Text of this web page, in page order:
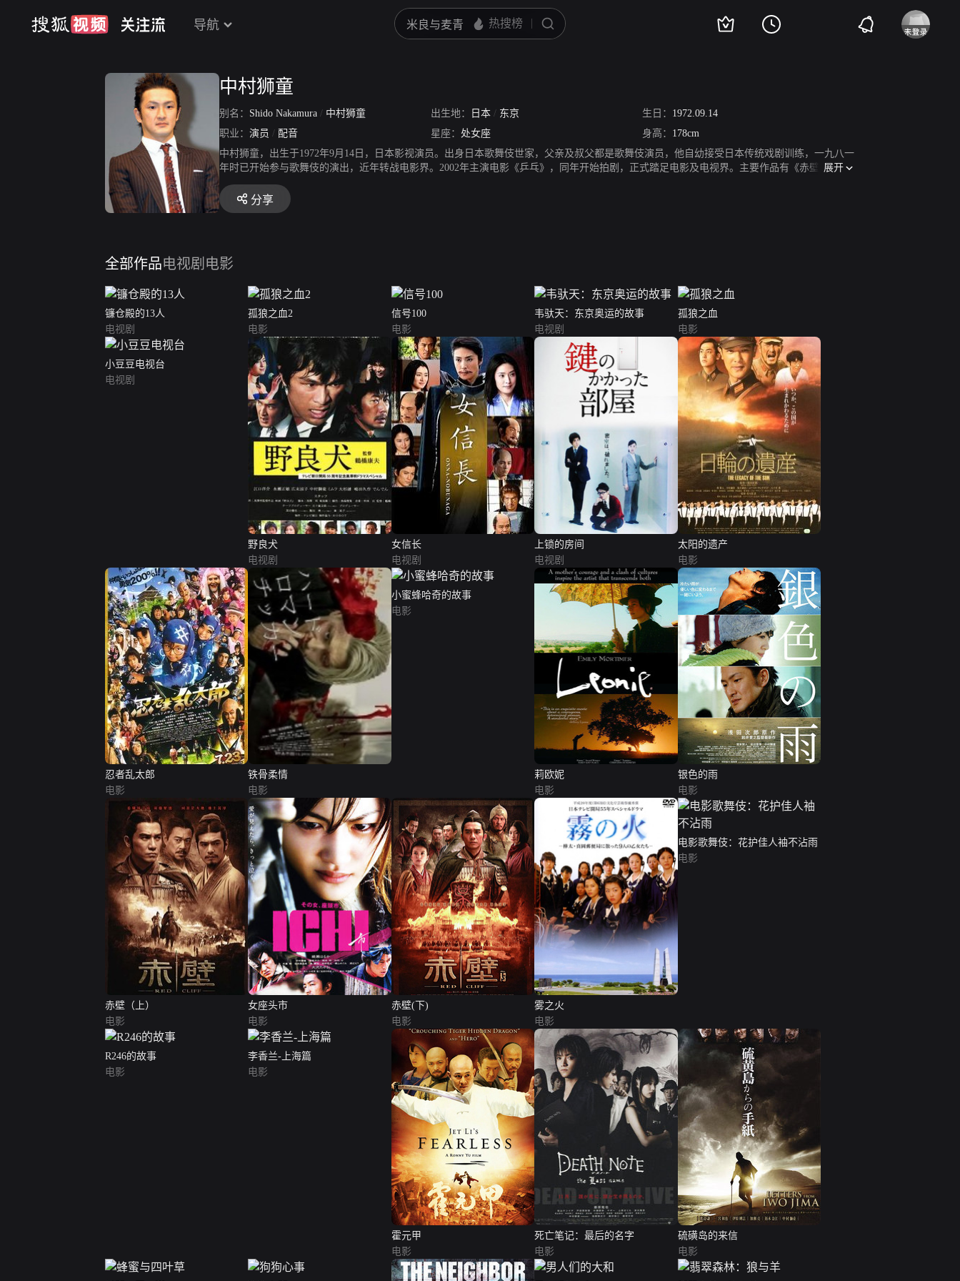
导航
中村狮童
别名： Shido Nakamura / 中村狮童 出生地： 日本 / 东京 生日： 1972.09.14
职业： 演员 / 配音 星座： 处女座 身高： 178cm
中村狮童，出生于1972年9月14日，日本影视演员。出身日本歌舞伎世家，父亲及叔父都是歌舞伎演员，他自幼接受日本传统戏剧训练，一九八一
年时已开始参与歌舞伎的演出，近年转战电影界。2002年主演电影《乒乓》，同年开始拍剧，正式踏足电影及电视界。主要作品有《赤壁2》、
《角色》和《霍元甲》。
展开
分享
全部作品电视剧 电影
镰仓殿的13人
电视剧
孤狼之血2
电影
信号100
电影
韦驮天：东京奥运的故事
电视剧
孤狼之血
电影
小豆豆电视台
电视剧
野良犬
电视剧
女信长
电视剧
上锁的房间
电视剧
太阳的遗产
电影
忍者乱太郎
电影
铁骨柔情
电影
小蜜蜂哈奇的故事
电影
莉欧妮
电影
银色的雨
电影
赤壁（上）
电影
女座头市
电影
赤壁(下)
电影
雾之火
电影
电影歌舞伎：花护佳人袖不沾雨
电影
R246的故事
电影
李香兰-上海篇
电影
霍元甲
电影
死亡笔记：最后的名字
电影
硫磺岛的来信
电影